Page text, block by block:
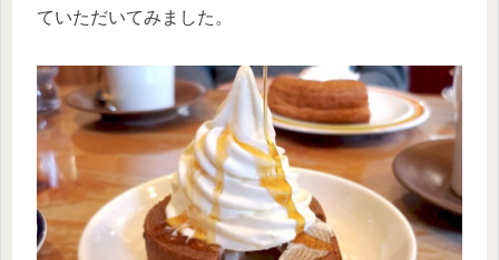
ていただいてみました。